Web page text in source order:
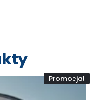
Promocja!